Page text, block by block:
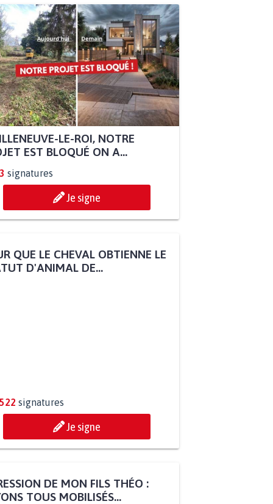
LE-ROI, NOTRE
EST BLOQUÉ ON A...
signatures
Je signe
QUE LE CHEVAL OBTIENNE LE
D'ANIMAL DE...
signatures
Je signe
DE MON FILS THÉO :
TOUS MOBILISÉS...